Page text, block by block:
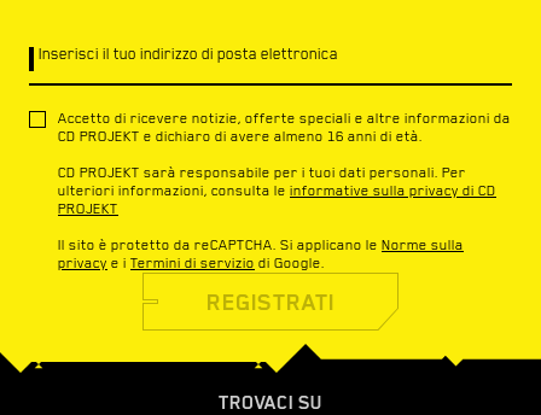
Inserisci il tuo indirizzo di posta elettronica
Accetto di ricevere notizie, offerte speciali e altre informazioni da
CD PROJEKT e dichiaro di avere almeno 16 anni di età.
CD PROJEKT sarà responsabile per i tuoi dati personali. Per
ulteriori informazioni, consulta le informative sulla privacy di CD
PROJEKT
Il sito è protetto da reCAPTCHA. Si applicano le Norme sulla
privacy e i Termini di servizio di Google.
REGISTRATI
TROVACI SU